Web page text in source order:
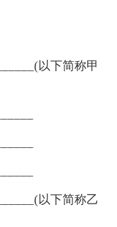
以下简称甲
以下简称乙